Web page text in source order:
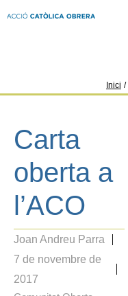
Inici /
Carta
oberta a
l’ACO
Joan Andreu Parra
7 de novembre de
2017